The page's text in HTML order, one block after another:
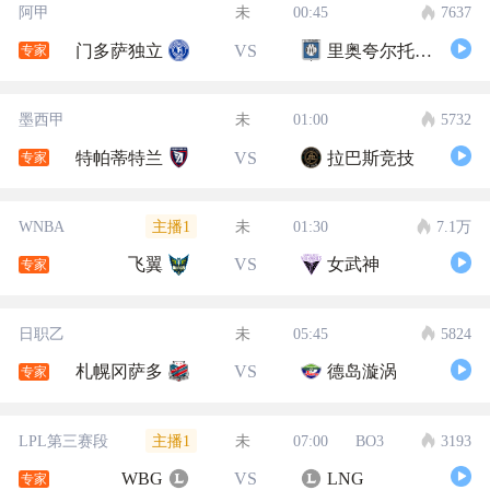
阿甲 未 00:45 7637
专家 门多萨独立 VS 里奥夸尔托学生队
墨西甲 未 01:00 5732
专家 特帕蒂特兰 VS 拉巴斯竞技
WNBA 主播1 未 01:30 7.1万
专家 飞翼 VS 女武神
日职乙 未 05:45 5824
专家 札幌冈萨多 VS 德岛漩涡
LPL第三赛段 主播1 未 07:00 BO3 3193
专家 WBG VS LNG